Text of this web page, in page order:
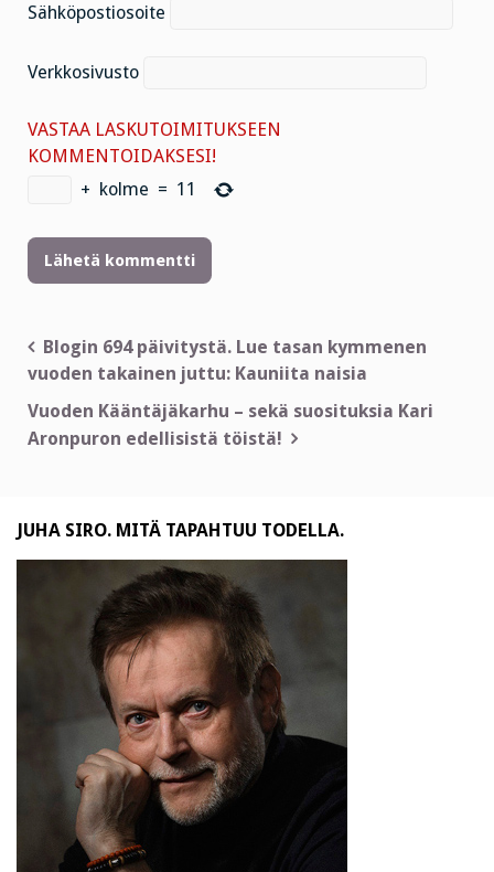
Sähköpostiosoite
Verkkosivusto
VASTAA LASKUTOIMITUKSEEN
KOMMENTOIDAKSESI!
+ kolme = 11
Artikkelien
selaus
Blogin 694 päivitystä. Lue tasan kymmenen
vuoden takainen juttu: Kauniita naisia
Vuoden Kääntäjäkarhu – sekä suosituksia Kari
Aronpuron edellisistä töistä!
JUHA SIRO. MITÄ TAPAHTUU TODELLA.